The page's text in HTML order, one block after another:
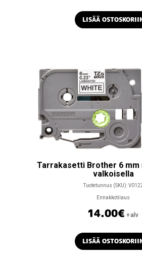
LISÄÄ
Tarrakasetti Brother 6
valkoisella
Tuotetunnus (SKU):
Ennakkotilaus
14.00€ +alv
LISÄÄ